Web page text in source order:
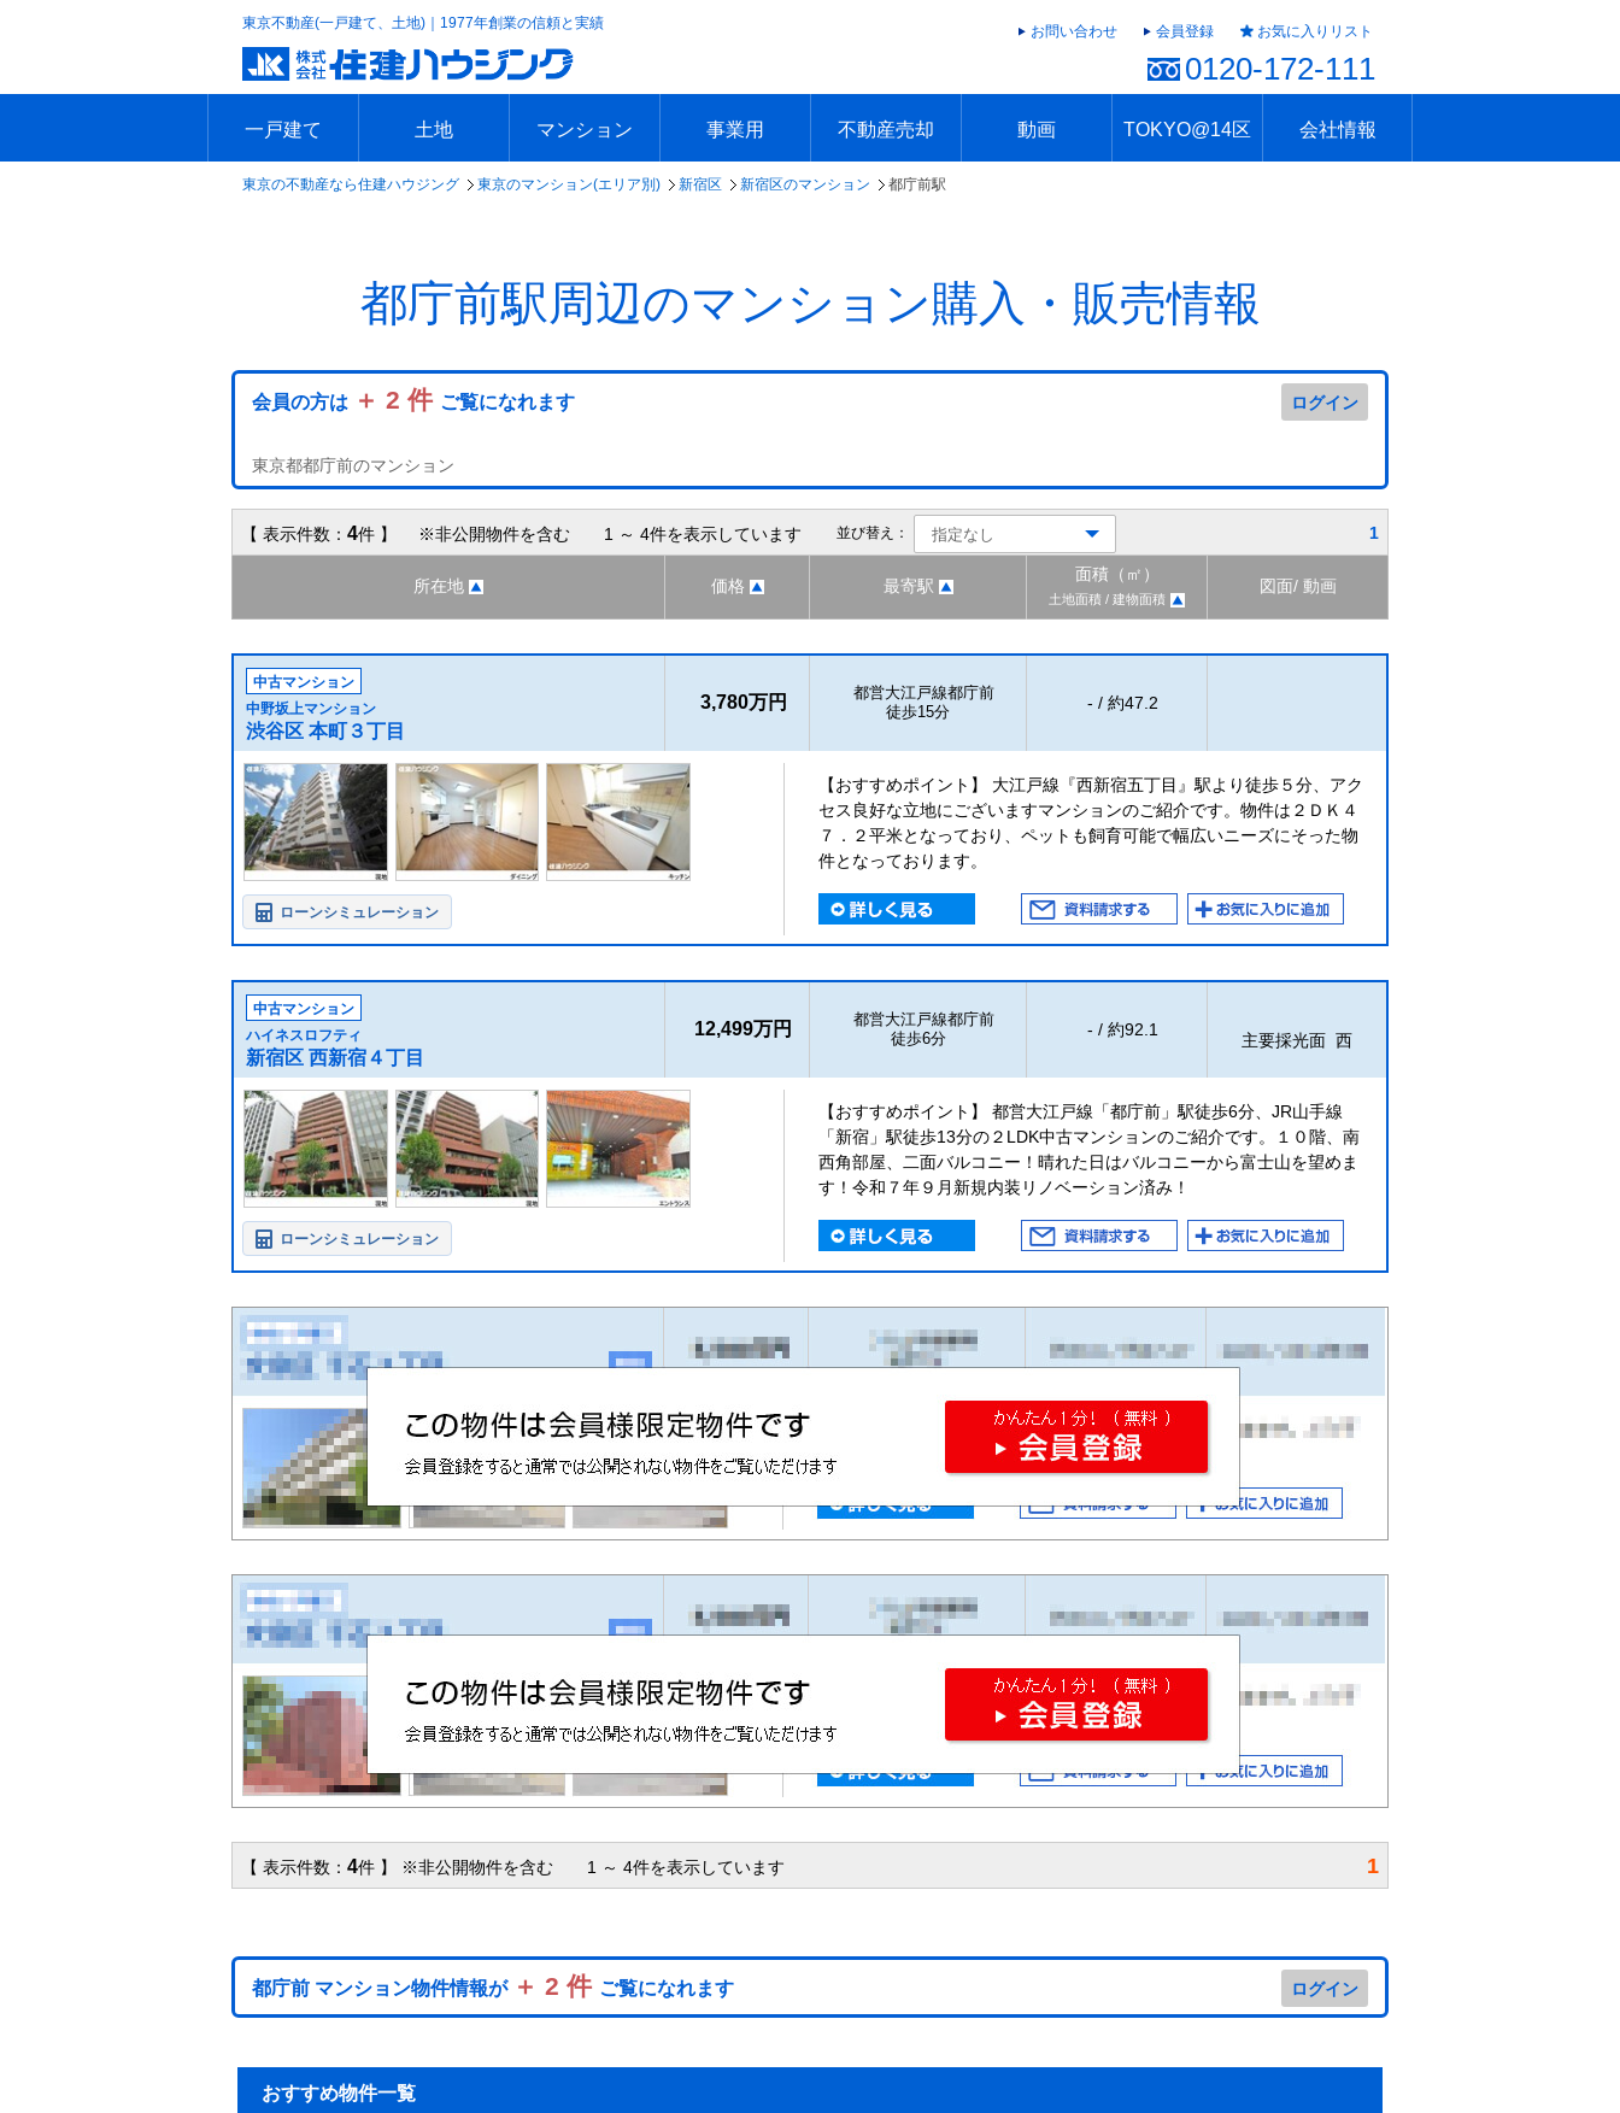
東京不動産(一戸建て、土地)｜1977年創業の信頼と実績
お問い合わせ 会員登録 お気に入りリスト
0120-172-111
一戸建て
エリアで探す
沿線で探す
新築一戸建て
中古一戸建て
本日の新着物件
今週の新着物件
土地
エリアで探す
沿線で探す
本日の新着物件
今週の新着物件
マンション
エリアで探す
沿線で探す
本日の新着物件
今週の新着物件
事業用
エリアで探す
沿線で探す
本日の新着物件
今週の新着物件
不動産売却
不動産売却トップ
簡単無料査定
不動産売却の流れ
不動産売却 Q&A
海外からの不動産売買
動画 TOKYO@14区 会社情報
東京の不動産なら住建ハウジング 東京のマンション(エリア別) 新宿区 新宿区のマンション 都庁前駅
都庁前駅周辺のマンション購入・販売情報
会員の方は ＋ 2 件 ご覧になれます ログイン
東京都都庁前のマンション
【 表示件数： 4件 】 ※非公開物件を含む 1 ～ 4件を表示しています 並び替え： 1
所在地 価格 最寄駅
面積（㎡）
土地面積 / 建物面積
図面/ 動画
中古マンション
中野坂上マンション
渋谷区 本町３丁目
3,780万円
都営大江戸線都庁前
徒歩15分
- / 約47.2
【おすすめポイント】 大江戸線『西新宿五丁目』駅より徒歩５分、アク
セス良好な立地にございますマンションのご紹介です。物件は２ＤＫ４
７．２平米となっており、ペットも飼育可能で幅広いニーズにそった物
件となっております。
ローンシミュレーション
中古マンション
ハイネスロフティ
新宿区 西新宿４丁目
12,499万円
都営大江戸線都庁前
徒歩6分
- / 約92.1
主要採光面 西
【おすすめポイント】 都営大江戸線「都庁前」駅徒歩6分、JR山手線
「新宿」駅徒歩13分の２LDK中古マンションのご紹介です。１０階、南
西角部屋、二面バルコニー！晴れた日はバルコニーから富士山を望めま
す！令和７年９月新規内装リノベーション済み！
ローンシミュレーション
【 表示件数： 4件 】 ※非公開物件を含む 1 ～ 4件を表示しています 1
都庁前 マンション物件情報が ＋ 2 件 ご覧になれます ログイン
おすすめ物件一覧